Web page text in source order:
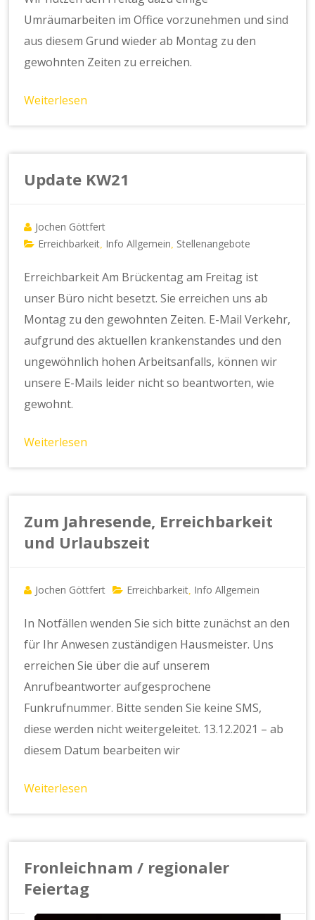
Umräumarbeiten im Office vorzunehmen und sind
aus diesem Grund wieder ab Montag zu den
gewohnten Zeiten zu erreichen.
Weiterlesen
Update KW21
Jochen Göttfert
Erreichbarkeit Info Allgemein Stellenangebote
Erreichbarkeit Am Brückentag am Freitag ist
unser Büro nicht besetzt. Sie erreichen uns ab
Montag zu den gewohnten Zeiten. E-Mail Verkehr,
aufgrund des aktuellen krankenstandes und den
ungewöhnlich hohen Arbeitsanfalls, können wir
unsere E-Mails leider nicht so beantworten, wie
gewohnt.
Weiterlesen
Zum Jahresende, Erreichbarkeit
und Urlaubszeit
Jochen Göttfert Erreichbarkeit Info Allgemein
In Notfällen wenden Sie sich bitte zunächst an den
für Ihr Anwesen zuständigen Hausmeister. Uns
erreichen Sie über die auf unserem
Anrufbeantworter aufgesprochene
Funkrufnummer. Bitte senden Sie keine SMS,
diese werden nicht weitergeleitet. 13.12.2021 – ab
diesem Datum bearbeiten wir
Weiterlesen
Fronleichnam / regionaler
Feiertag